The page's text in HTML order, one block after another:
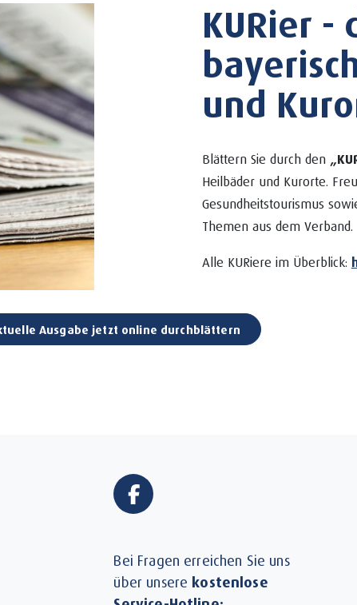
KURier -
und
Blättern Sie durch den
Heilbäder und Kurorte.
Gesundheitstourismus
Themen aus dem Verband.
Alle KURiere im Überblick:
Ausgabe jetzt online durchblättern
Bei Fragen erreichen Sie uns
über unsere kostenlose